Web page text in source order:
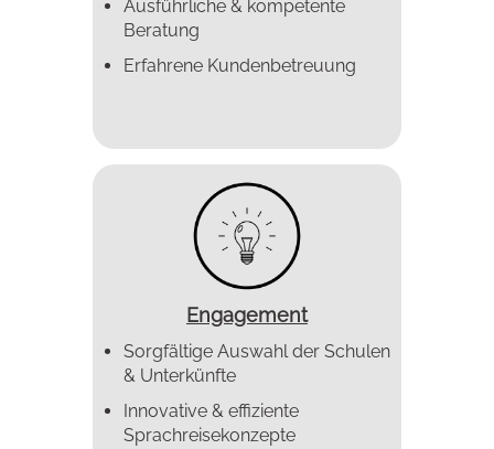
Ausführliche & kompetente
Beratung
Erfahrene Kundenbetreuung
Engagement
Sorgfältige Auswahl der Schulen
& Unterkünfte
Innovative & effiziente
Sprachreise­konzepte